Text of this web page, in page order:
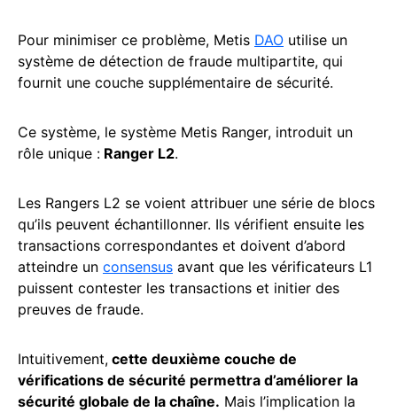
Pour minimiser ce problème, Metis DAO utilise un
système de détection de fraude multipartite, qui
fournit une couche supplémentaire de sécurité.
Ce système, le système Metis Ranger, introduit un
rôle unique : Ranger L2.
Les Rangers L2 se voient attribuer une série de blocs
qu’ils peuvent échantillonner. Ils vérifient ensuite les
transactions correspondantes et doivent d’abord
atteindre un consensus avant que les vérificateurs L1
puissent contester les transactions et initier des
preuves de fraude.
Intuitivement, cette deuxième couche de
vérifications de sécurité permettra d’améliorer la
sécurité globale de la chaîne. Mais l’implication la